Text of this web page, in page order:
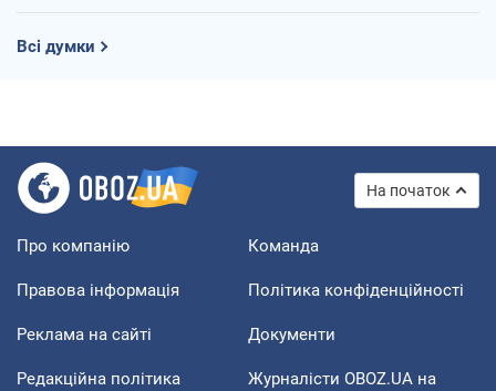
Всі думки
На початок
Про компанію Команда
Правова інформація Політика конфіденційності
Реклама на сайті Документи
Редакційна політика
Журналісти OBOZ.UA на